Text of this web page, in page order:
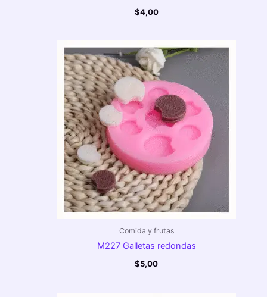
$4,00
Comida y frutas
M227 Galletas redondas
$5,00